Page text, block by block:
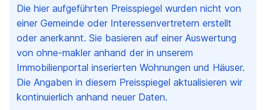
Die hier aufgeführten Preisspiegel wurden nicht von
einer Gemeinde oder Interessenvertretern erstellt
oder anerkannt. Sie basieren auf einer Auswertung
von ohne-makler anhand der in unserem
Immobilienportal inserierten Wohnungen und Häuser.
Die Angaben in diesem Preisspiegel aktualisieren wir
kontinuierlich anhand neuer Daten.